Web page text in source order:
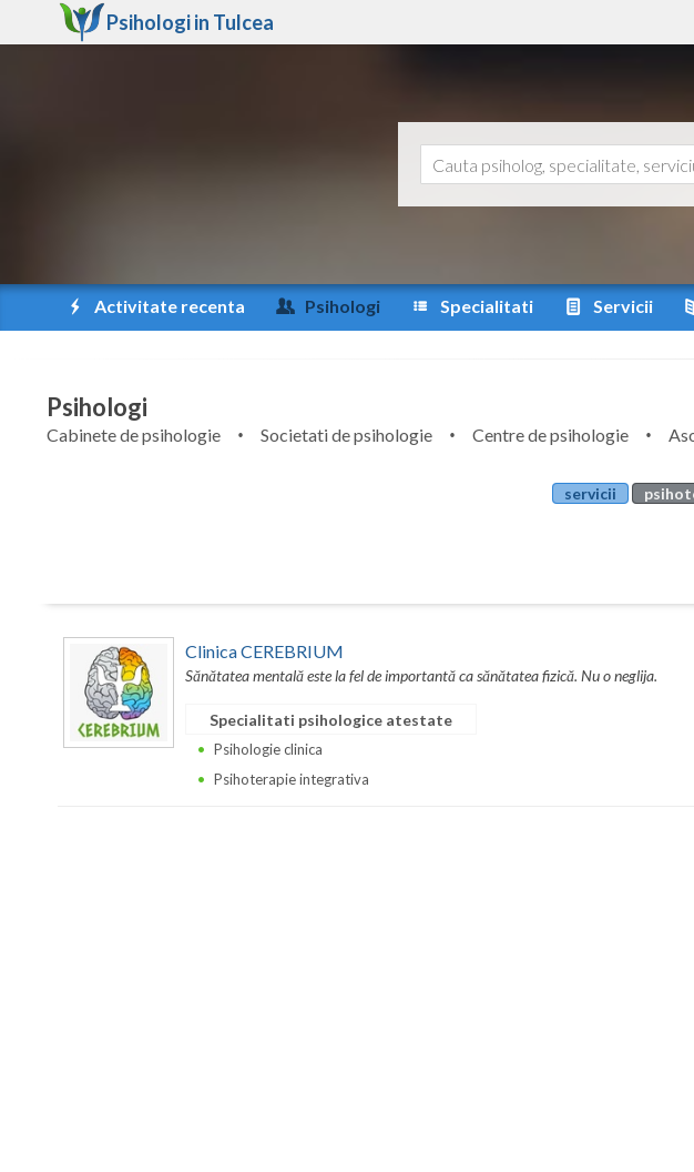
Psihologi in Tulcea
Activitate recenta Psihologi Specialitati Servicii
Psihologi
Cabinete de psihologie Societati de psihologie Centre de psihologie
servicii
Clinica CEREBRIUM
Sănătatea mentală este la fel de importantă ca sănătatea fizică. Nu o neglija.
Specialitati psihologice atestate
Psihologie clinica
Psihoterapie integrativa